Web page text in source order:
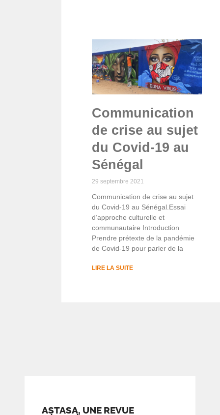
Communication
de crise au sujet
du Covid-19 au
Sénégal
29 septembre 2021
Communication de crise au sujet
du Covid-19 au Sénégal.Essai
d’approche culturelle et
communautaire Introduction
Prendre prétexte de la pandémie
de Covid-19 pour parler de la
LIRE LA SUITE
ASTASA, UNE REVUE